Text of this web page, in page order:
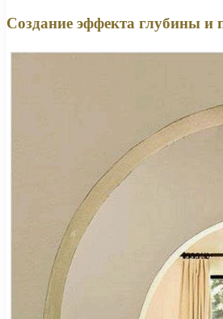
Создание эффекта глубины и